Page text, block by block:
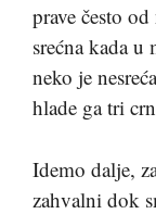
prave često od
srećna kada
neko je
hlade ga tri
Idemo dalje,
zahvalni dok